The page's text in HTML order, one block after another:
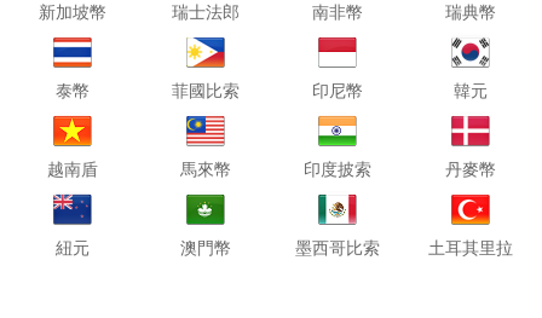
新加坡幣 瑞士法郎 南非幣 瑞典幣
泰幣 菲國比索 印尼幣 韓元
越南盾 馬來幣 印度披索 丹麥幣
紐元 澳門幣 墨西哥比索 土耳其里拉